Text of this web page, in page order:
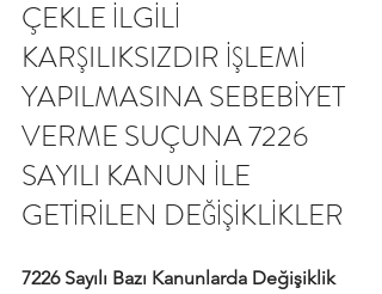
ÇEKLE İLGİLİ
KARŞILIKSIZDIR İŞLEMİ
YAPILMASINA SEBEBİYET
VERME SUÇUNA 7226
SAYILI KANUN İLE
GETİRİLEN DEĞİŞİKLİKLER
7226 Sayılı Bazı Kanunlarda Değişiklik